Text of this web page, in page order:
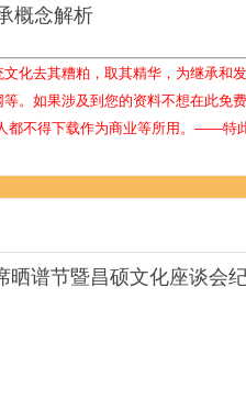
概念解析
化去其糟粕，取其精华，为继承和
。如果涉及到您的资料不想在此免
都不得下载作为商业等所用。——特
晒谱节暨昌硕文化座谈会